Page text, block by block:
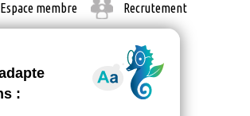
Espace membre Recrutement